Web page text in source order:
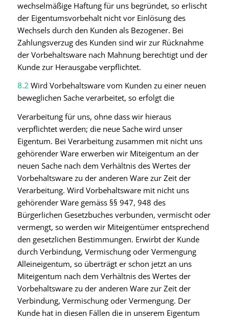
wechselmäßige Haftung für uns begründet, so erlischt
der Eigentumsvorbehalt nicht vor Einlösung des
Wechsels durch den Kunden als Bezogener. Bei
Zahlungsverzug des Kunden sind wir zur Rücknahme
der Vorbehaltsware nach Mahnung berechtigt und der
Kunde zur Herausgabe verpflichtet.
8.2Wird Vorbehaltsware vom Kunden zu einer neuen
beweglichen Sache verarbeitet, so erfolgt die
Verarbeitung für uns, ohne dass wir hieraus
verpflichtet werden; die neue Sache wird unser
Eigentum. Bei Verarbeitung zusammen mit nicht uns
gehörender Ware erwerben wir Miteigentum an der
neuen Sache nach dem Verhältnis des Wertes der
Vorbehaltsware zu der anderen Ware zur Zeit der
Verarbeitung. Wird Vorbehaltsware mit nicht uns
gehörender Ware gemäss §§ 947, 948 des
Bürgerlichen Gesetzbuches verbunden, vermischt oder
vermengt, so werden wir Miteigentümer entsprechend
den gesetzlichen Bestimmungen. Erwirbt der Kunde
durch Verbindung, Vermischung oder Vermengung
Alleineigentum, so überträgt er schon jetzt an uns
Miteigentum nach dem Verhältnis des Wertes der
Vorbehaltsware zu der anderen Ware zur Zeit der
Verbindung, Vermischung oder Vermengung. Der
Kunde hat in diesen Fällen die in unserem Eigentum